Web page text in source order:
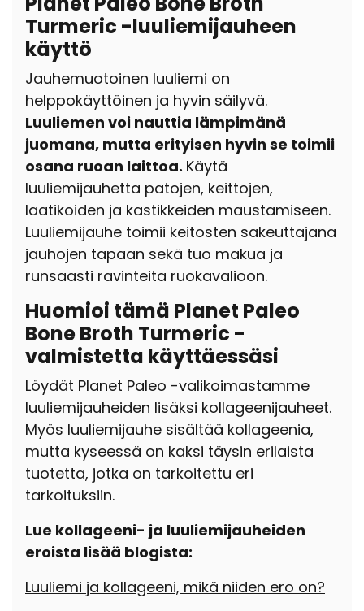
Turmeric -luuliemijauheen
käyttö
Jauhemuotoinen luuliemi on
helppokäyttöinen ja hyvin säilyvä.
Luuliemen voi nauttia lämpimänä
juomana, mutta erityisen hyvin se toimii
osana ruoan laittoa. Käytä
luuliemijauhetta patojen, keittojen,
laatikoiden ja kastikkeiden maustamiseen.
Luuliemijauhe toimii keitosten sakeuttajana
jauhojen tapaan sekä tuo makua ja
runsaasti ravinteita ruokavalioon.
Huomioi tämä Planet Paleo
Bone Broth Turmeric -
valmistetta käyttäessäsi
Löydät Planet Paleo -valikoimastamme
luuliemijauheiden lisäksi kollageenijauheet.
Myös luuliemijauhe sisältää kollageenia,
mutta kyseessä on kaksi täysin erilaista
tuotetta, jotka on tarkoitettu eri
tarkoituksiin.
Lue kollageeni- ja luuliemijauheiden
eroista lisää blogista:
Luuliemi ja kollageeni, mikä niiden ero on?